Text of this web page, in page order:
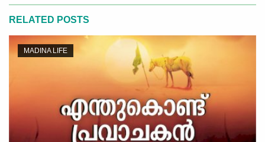
RELATED POSTS
MADINA LIFE